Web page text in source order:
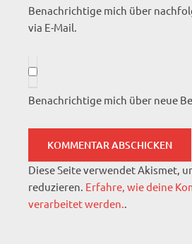
Benachrichtige mich über
via E-Mail.
Benachrichtige mich über neue
Diese Seite verwendet Akismet,
reduzieren. Erfahre, wie deine
verarbeitet werden..